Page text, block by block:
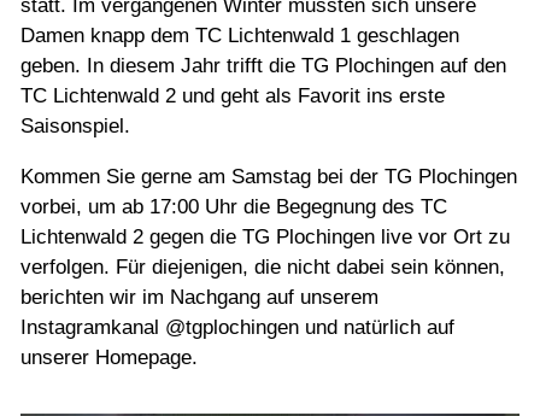
statt. Im vergangenen Winter mussten sich unsere
Damen knapp dem TC Lichtenwald 1 geschlagen
geben. In diesem Jahr trifft die TG Plochingen auf den
TC Lichtenwald 2 und geht als Favorit ins erste
Saisonspiel.
Kommen Sie gerne am Samstag bei der TG Plochingen
vorbei, um ab 17:00 Uhr die Begegnung des TC
Lichtenwald 2 gegen die TG Plochingen live vor Ort zu
verfolgen. Für diejenigen, die nicht dabei sein können,
berichten wir im Nachgang auf unserem
Instagramkanal @tgplochingen und natürlich auf
unserer Homepage.